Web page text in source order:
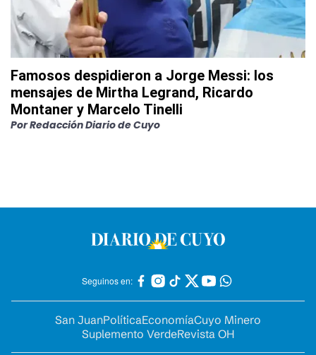
Famosos despidieron a Jorge Messi: los
mensajes de Mirtha Legrand, Ricardo
Montaner y Marcelo Tinelli
PorRedacción Diario de Cuyo
Seguinos en:
San JuanPolíticaEconomíaCuyo Minero
Suplemento VerdeRevista OH